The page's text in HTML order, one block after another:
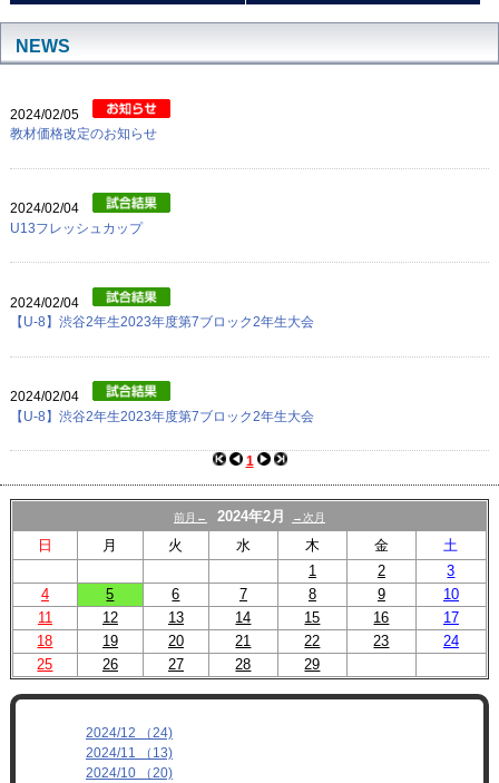
NEWS
2024/02/05
教材価格改定のお知らせ
2024/02/04
U13フレッシュカップ
2024/02/04
【U-8】渋谷2年生2023年度第7ブロック2年生大会
2024/02/04
【U-8】渋谷2年生2023年度第7ブロック2年生大会
1
前月← 2024年2月 →次月
日 月 火 水 木 金
土
1
2
3
4
5 6 7 8 9
10
11
12 13 14 15 16
17
18
19 20 21 22 23
24
25
26 27 28 29
2024/12 （24)
2024/11 （13)
2024/10 （20)